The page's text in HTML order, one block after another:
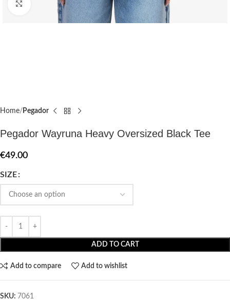
Click to enlarge
Home Pegador​
Pegador Wayruna Heavy Oversized Black Tee
€49.00
SIZE
ADD TO CART
Add to compare Add to wishlist
SKU: 7061